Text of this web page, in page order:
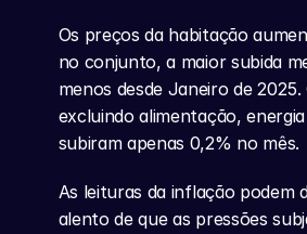
Os preços da habitação
no conjunto, a maior subida
menos desde Janeiro de 2025.
excluindo alimentação,
subiram apenas 0,2% no mês.
As leituras da inflação podem
alento de que as pressões